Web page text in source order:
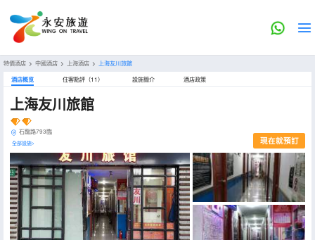
特價酒店 > 中國酒店 > 上海酒店 > 上海友川旅館
酒店概览 住客點評（11） 設施簡介 酒店政策
上海友川旅館
石龍路793臨
全部設施> 現在就預訂